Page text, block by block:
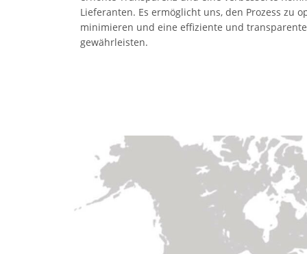
Lieferanten. Es ermöglicht uns, den Prozess zu
minimieren und eine effiziente und
gewährleisten.